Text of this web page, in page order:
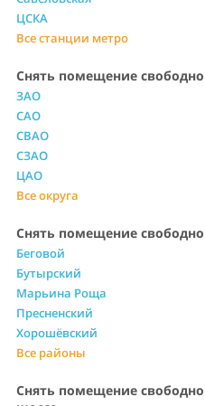
ЦСКА
Все станции метро
Снять помещение
ЗАО
САО
СВАО
СЗАО
ЦАО
Все округа
Снять помещение
Беговой
Бутырский
Марьина Роща
Пресненский
Хорошёвский
Все районы
Снять помещение